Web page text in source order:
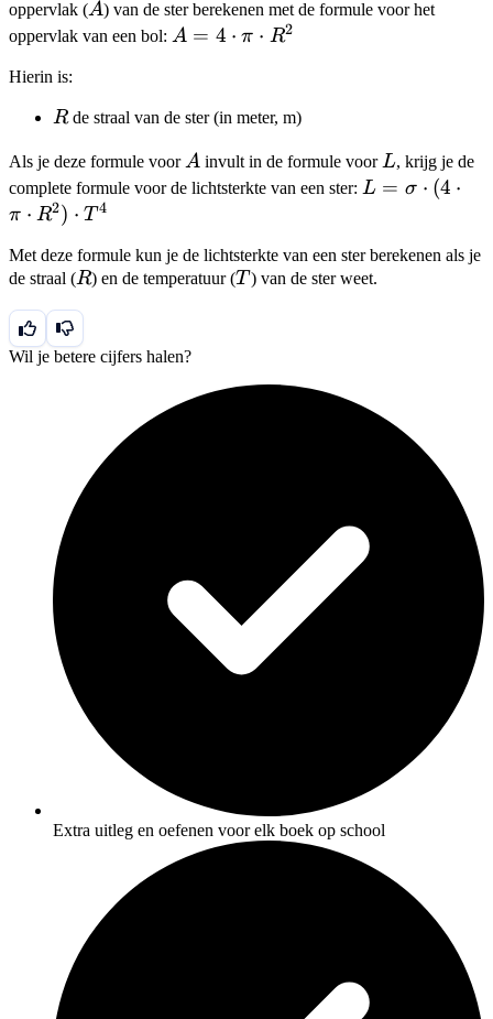
oppervlak (A
A) van de ster berekenen met de formule voor het
oppervlak van een bol: A =
\pi
R^2
A = 4 ⋅ π ⋅ R2
Hierin is:
R
Rde straal van de ster (in meter, m)
Als je deze formule voorA
A invult in de formule voorL
L, krijg je de
complete formule voor de lichtsterkte van een ster: L =
(4
\cdot
T^4
L = σ ⋅ (4 ⋅
π ⋅ R2) ⋅ T4
Met deze formule kun je de lichtsterkte van een ster berekenen als je
de straal (R
R) en de temperatuur (T
T) van de ster weet.
Wil je betere cijfers halen?
Extra uitleg en oefenen voor elk boek op school